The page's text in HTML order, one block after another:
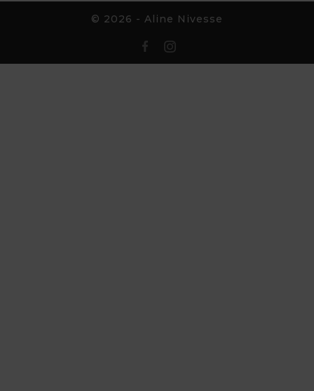
© 2026 - Aline Nivesse